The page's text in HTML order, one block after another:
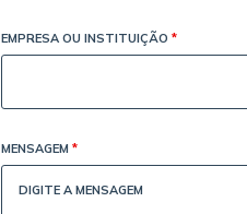
EMPRESA OU INSTITUIÇÃO *
MENSAGEM *